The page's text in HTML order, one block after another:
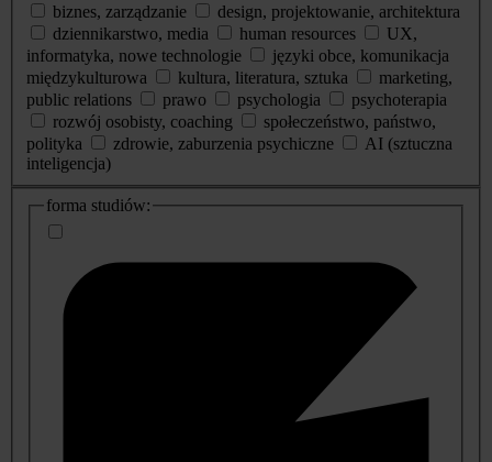
biznes, zarządzanie
design, projektowanie, architektura
dziennikarstwo, media
human resources
UX,
informatyka, nowe technologie
języki obce, komunikacja
międzykulturowa
kultura, literatura, sztuka
marketing,
public relations
prawo psychologia
psychoterapia
rozwój osobisty, coaching
społeczeństwo, państwo,
polityka
zdrowie, zaburzenia psychiczne
AI (sztuczna
inteligencja)
dodatkowe
informacje
forma studiów: